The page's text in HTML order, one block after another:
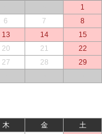
1
6 7
8
13 14
15
20 21
22
27 28
29
木 金
土